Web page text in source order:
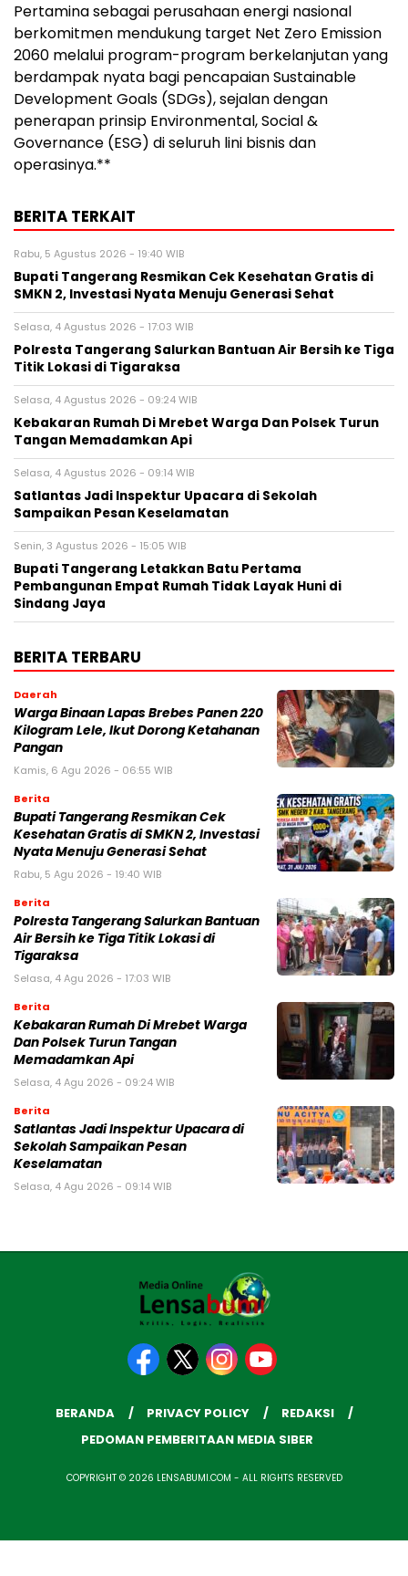
Pertamina sebagai perusahaan energi nasional
berkomitmen mendukung target Net Zero Emission
2060 melalui program-program berkelanjutan yang
berdampak nyata bagi pencapaian Sustainable
Development Goals (SDGs), sejalan dengan
penerapan prinsip Environmental, Social &
Governance (ESG) di seluruh lini bisnis dan
operasinya.**
BERITA TERKAIT
Rabu, 5 Agustus 2026 - 19:40 WIB
‎Bupati Tangerang Resmikan Cek Kesehatan Gratis di
SMKN 2, Investasi Nyata Menuju Generasi Sehat
Selasa, 4 Agustus 2026 - 17:03 WIB
Polresta Tangerang Salurkan Bantuan Air Bersih ke Tiga
Titik Lokasi di Tigaraksa
Selasa, 4 Agustus 2026 - 09:24 WIB
Kebakaran Rumah Di Mrebet Warga Dan Polsek Turun
Tangan Memadamkan Api
Selasa, 4 Agustus 2026 - 09:14 WIB
Satlantas Jadi Inspektur Upacara di Sekolah
Sampaikan Pesan Keselamatan
Senin, 3 Agustus 2026 - 15:05 WIB
Bupati Tangerang Letakkan Batu Pertama
Pembangunan Empat Rumah Tidak Layak Huni di
Sindang Jaya
BERITA TERBARU
Daerah
Warga Binaan Lapas Brebes Panen 220
Kilogram Lele, Ikut Dorong Ketahanan
Pangan
Kamis, 6 Agu 2026 - 06:55 WIB
Berita
‎Bupati Tangerang Resmikan Cek
Kesehatan Gratis di SMKN 2, Investasi
Nyata Menuju Generasi Sehat
Rabu, 5 Agu 2026 - 19:40 WIB
Berita
Polresta Tangerang Salurkan Bantuan
Air Bersih ke Tiga Titik Lokasi di
Tigaraksa
Selasa, 4 Agu 2026 - 17:03 WIB
Berita
Kebakaran Rumah Di Mrebet Warga
Dan Polsek Turun Tangan
Memadamkan Api
Selasa, 4 Agu 2026 - 09:24 WIB
Berita
Satlantas Jadi Inspektur Upacara di
Sekolah Sampaikan Pesan
Keselamatan
Selasa, 4 Agu 2026 - 09:14 WIB
BERANDA PRIVACY POLICY
REDAKSI
PEDOMAN PEMBERITAAN MEDIA SIBER
COPYRIGHT © 2026 LENSABUMI.COM - ALL RIGHTS RESERVED